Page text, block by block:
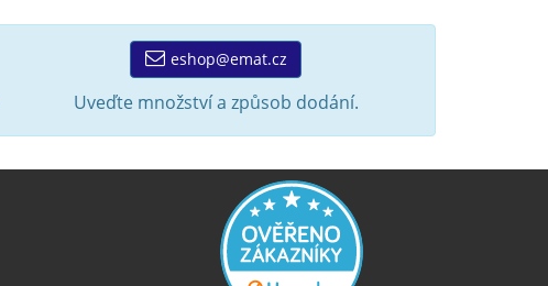
eshop@emat.cz
Uveďte množství a způsob dodání.